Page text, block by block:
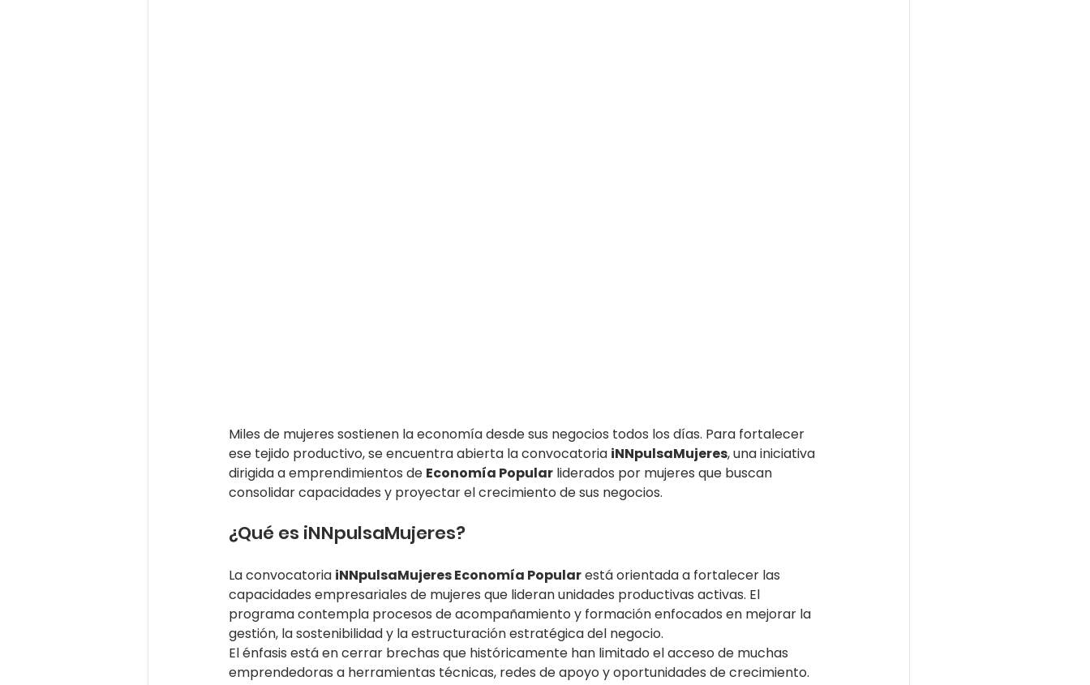
Miles de mujeres sostienen la economía desde sus negocios todos los días. Para fortalecer
ese tejido productivo, se encuentra abierta la convocatoria iNNpulsaMujeres, una iniciativa
dirigida a emprendimientos de Economía Popular liderados por mujeres que buscan
consolidar capacidades y proyectar el crecimiento de sus negocios.
¿Qué es iNNpulsaMujeres?
La convocatoria iNNpulsaMujeres Economía Popular está orientada a fortalecer las
capacidades empresariales de mujeres que lideran unidades productivas activas. El
programa contempla procesos de acompañamiento y formación enfocados en mejorar la
gestión, la sostenibilidad y la estructuración estratégica del negocio.
El énfasis está en cerrar brechas que históricamente han limitado el acceso de muchas
emprendedoras a herramientas técnicas, redes de apoyo y oportunidades de crecimiento.